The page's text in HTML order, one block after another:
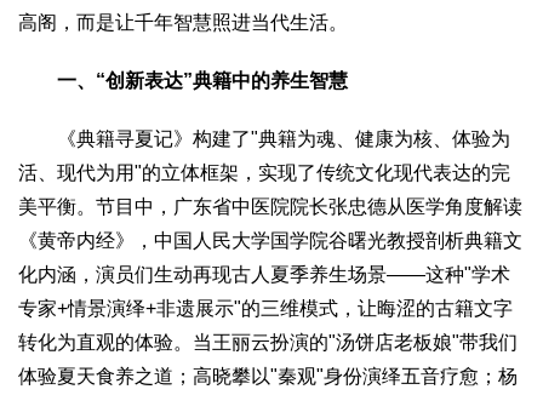
社会
社会保障 城乡发展 民生建设
科教
科技观察 创新前沿 智慧教育 职业教育
智慧农业
国防
高阁，而是让千年智慧照进当代生活。
一、“创新表达”典籍中的养生智慧
《典籍寻夏记》构建了"典籍为魂、健康为核、体验为
活、现代为用"的立体框架，实现了传统文化现代表达的完
美平衡。节目中，广东省中医院院长张忠德从医学角度解读
《黄帝内经》，中国人民大学国学院谷曙光教授剖析典籍文
化内涵，演员们生动再现古人夏季养生场景——这种"学术
专家+情景演绎+非遗展示"的三维模式，让晦涩的古籍文字
转化为直观的体验。当王丽云扮演的"汤饼店老板娘"带我们
体验夏天食养之道；高晓攀以"秦观"身份演绎五音疗愈；杨